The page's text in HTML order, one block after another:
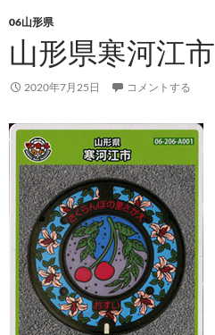
06山形県
山形県寒河江市
2020年7月25日 コメントする